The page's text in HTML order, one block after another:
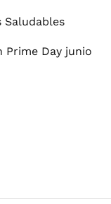
Saludables
Prime Day junio